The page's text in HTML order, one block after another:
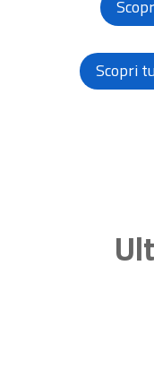
Scopri